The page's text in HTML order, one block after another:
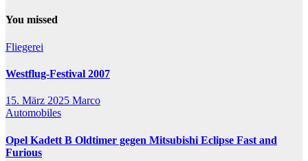
You missed
Fliegerei
Westflug-Festival 2007
15. März 2025 Marco
Automobiles
Opel Kadett B Oldtimer gegen Mitsubishi Eclipse Fast and
Furious